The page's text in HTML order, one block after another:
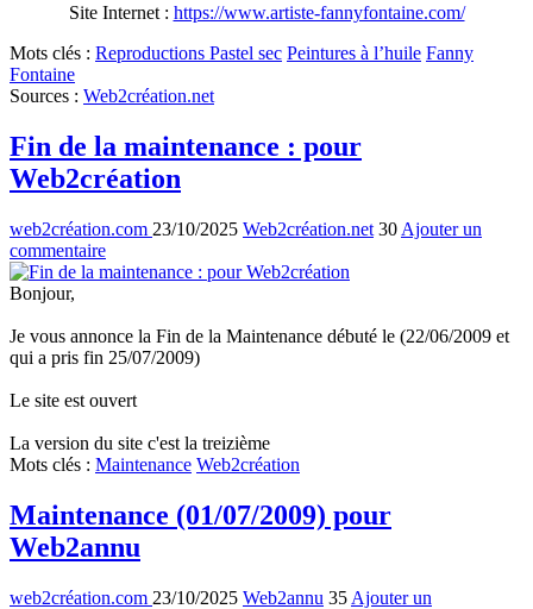
Site Internet : https://www.artiste-fannyfontaine.com/
Mots clés : Reproductions Pastel sec Peintures à l’huile Fanny
Fontaine
Sources : Web2création.net
Fin de la maintenance : pour
Web2création
web2création.com 23/10/2025 Web2création.net 30 Ajouter un
commentaire
Bonjour,
Je vous annonce la Fin de la Maintenance débuté le (22/06/2009 et
qui a pris fin 25/07/2009)
Le site est ouvert
La version du site c'est la treizième
Mots clés : Maintenance Web2création
Maintenance (01/07/2009) pour
Web2annu
web2création.com 23/10/2025 Web2annu 35 Ajouter un